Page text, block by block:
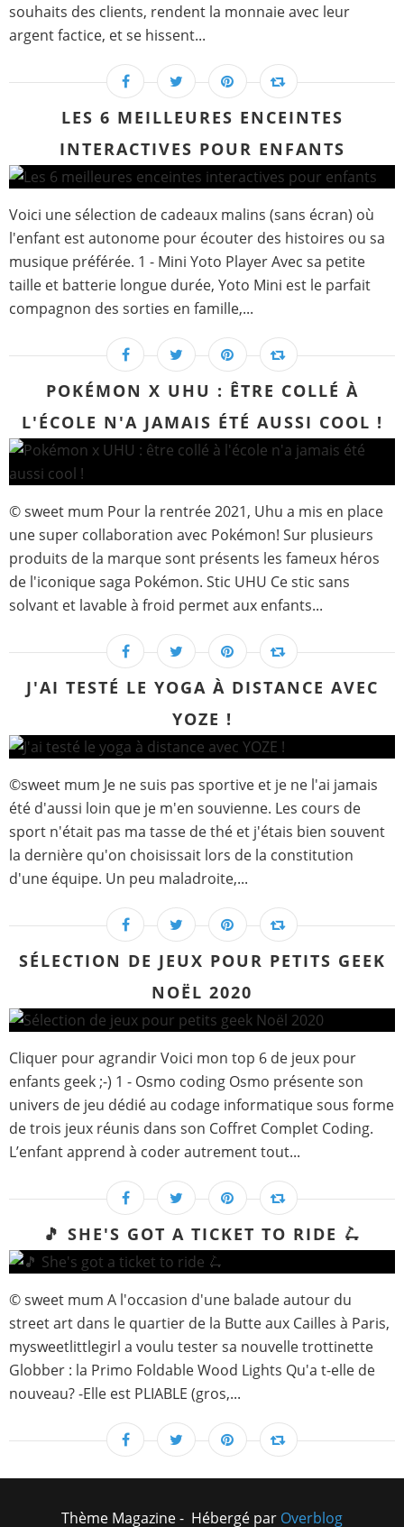
souhaits des clients, rendent la monnaie avec leur
argent factice, et se hissent...
LES 6 MEILLEURES ENCEINTES
INTERACTIVES POUR ENFANTS
Voici une sélection de cadeaux malins (sans écran) où
l'enfant est autonome pour écouter des histoires ou sa
musique préférée. 1 - Mini Yoto Player Avec sa petite
taille et batterie longue durée, Yoto Mini est le parfait
compagnon des sorties en famille,...
POKÉMON X UHU : ÊTRE COLLÉ À
L'ÉCOLE N'A JAMAIS ÉTÉ AUSSI COOL !
© sweet mum Pour la rentrée 2021, Uhu a mis en place
une super collaboration avec Pokémon! Sur plusieurs
produits de la marque sont présents les fameux héros
de l'iconique saga Pokémon. Stic UHU Ce stic sans
solvant et lavable à froid permet aux enfants...
J'AI TESTÉ LE YOGA À DISTANCE AVEC
YOZE !
©sweet mum Je ne suis pas sportive et je ne l'ai jamais
été d'aussi loin que je m'en souvienne. Les cours de
sport n'était pas ma tasse de thé et j'étais bien souvent
la dernière qu'on choisissait lors de la constitution
d'une équipe. Un peu maladroite,...
SÉLECTION DE JEUX POUR PETITS GEEK
NOËL 2020
Cliquer pour agrandir Voici mon top 6 de jeux pour
enfants geek ;-) 1 - Osmo coding Osmo présente son
univers de jeu dédié au codage informatique sous forme
de trois jeux réunis dans son Coffret Complet Coding.
L’enfant apprend à coder autrement tout...
🎵 SHE'S GOT A TICKET TO RIDE 🛴
© sweet mum A l'occasion d'une balade autour du
street art dans le quartier de la Butte aux Cailles à Paris,
mysweetlittlegirl a voulu tester sa nouvelle trottinette
Globber : la Primo Foldable Wood Lights Qu'a t-elle de
nouveau? -Elle est PLIABLE (gros,...
Thème Magazine - Hébergé par Overblog